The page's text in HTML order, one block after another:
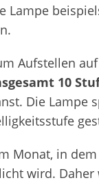
Lampe
Aufstellen
10
Die
Monat, in
wird. Daher